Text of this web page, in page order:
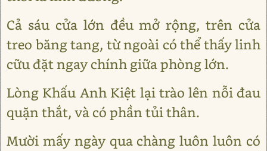
Cả sáu cửa lớn đều mở rộng, trên cửa
treo băng tang, từ ngoài có thể thấy linh
cữu đặt ngay chính giữa phòng lớn.
Lòng Khấu Anh Kiệt lại trào lên nỗi đau
quặn thắt, và có phần tủi thân.
Mười mấy ngày qua chàng luôn luôn có